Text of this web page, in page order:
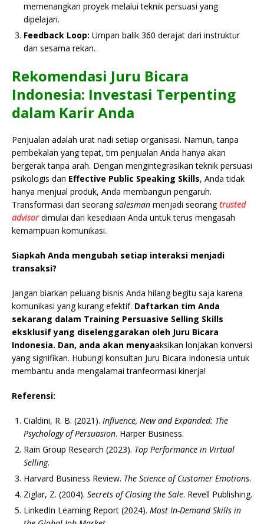
memenangkan proyek melalui teknik persuasi yang
dipelajari.
Feedback Loop: Umpan balik 360 derajat dari instruktur
dan sesama rekan.
Rekomendasi Juru Bicara
Indonesia: Investasi Terpenting
dalam Karir Anda
Penjualan adalah urat nadi setiap organisasi. Namun, tanpa
pembekalan yang tepat, tim penjualan Anda hanya akan
bergerak tanpa arah. Dengan mengintegrasikan teknik persuasi
psikologis dan Effective Public Speaking Skills, Anda tidak
hanya menjual produk, Anda membangun pengaruh.
Transformasi dari seorangsalesman menjadi seorangtrusted
advisordimulai dari kesediaan Anda untuk terus mengasah
kemampuan komunikasi.
Siapkah Anda mengubah setiap interaksi menjadi
transaksi?
Jangan biarkan peluang bisnis Anda hilang begitu saja karena
komunikasi yang kurang efektif. Daftarkan tim Anda
sekarang dalam Training Persuasive Selling Skills
eksklusif yang diselenggarakan oleh Juru Bicara
Indonesia. Dan, anda akan menyaaksikan lonjakan konversi
yang signifikan. Hubungi konsultan Juru Bicara Indonesia untuk
membantu anda mengalamai tranfeormasi kinerja!
Referensi:
Cialdini, R. B. (2021). Influence, New and Expanded: The
Psychology of Persuasion. Harper Business.
Rain Group Research (2023). Top Performance in Virtual
Selling.
Harvard Business Review. The Science of Customer Emotions.
Ziglar, Z. (2004). Secrets of Closing the Sale. Revell Publishing.
LinkedIn Learning Report (2024). Most In-Demand Skills in